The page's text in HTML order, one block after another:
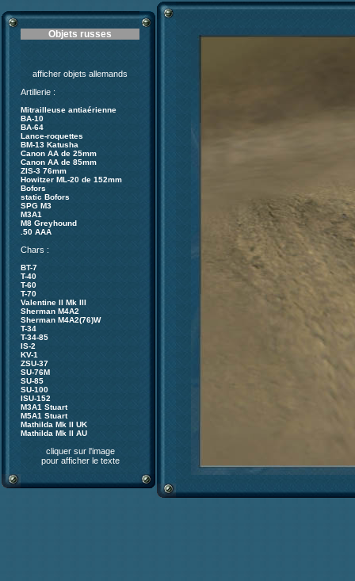
Objets russes
afficher objets allemands
Artillerie :
Mitrailleuse antiaérienne
BA-10
BA-64
Lance-roquettes
BM-13 Katusha
Canon AA de 25mm
Canon AA de 85mm
ZIS-3 76mm
Howitzer ML-20 de 152mm
Bofors
static Bofors
SPG M3
M3A1
M8 Greyhound
.50 AAA
Chars :
BT-7
T-40
T-60
T-70
Valentine II Mk III
Sherman M4A2
Sherman M4A2(76)W
T-34
T-34-85
IS-2
KV-1
ZSU-37
SU-76M
SU-85
SU-100
ISU-152
M3A1 Stuart
M5A1 Stuart
Mathilda Mk II UK
Mathilda Mk II AU
cliquer sur l'image
pour afficher le texte